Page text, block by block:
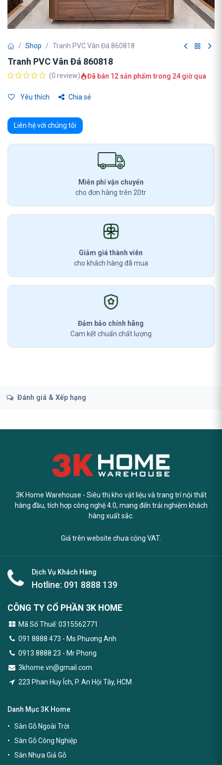
Shop Tranh PVC Vân Đá 860818
Tranh PVC Vân Đá 860818
(0 review) Đã bán 12 sản phẩm trong 24 giờ qua
Yêu thích Chia sẻ
Liên hệ với chúng tôi
Miễn phí vận chuyển
cho đơn hàng trên 20tr
Giảm giá thành viên
cho khách hàng đã mua
Đảm bảo chính hãng
Cam kết chuẩn chất lượng
Đánh giá & Xếp hạng
3K Home Warehouse - Siêu thị kho vật liệu và trang trí nội thất
hàng đầu, tích hợp công nghệ 4.0, mang đến trải nghiệm khách
hàng xuất sắc.
Giá trên website chưa cộng VAT.
Dịch Vụ Khách Hàng
Hotline: 091 8888 139
CÔNG TY CỔ PHẦN 3K HOME
Mã Số Thuế: 0315562771
091 8888 473 - Ms Phương Anh
0913 8888 23 - Mr Phong
3khome.vn@gmail.com
223 Phan Huy Ích, P. An Hội Tây, HCM
Danh Mục 3K Home
Sàn Gỗ Ngoài Trời
Sàn Gỗ Công Nghiệp
Sàn Nhựa Giả Gỗ